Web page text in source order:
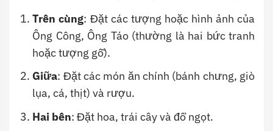
Trên cùng: Đặt các tượng hoặc hình ảnh của
Ông Công, Ông Táo (thường là hai bức tranh
hoặc tượng gỗ).
Giữa: Đặt các món ăn chính (bánh chưng, giò
lụa, cá, thịt) và rượu.
Hai bên: Đặt hoa, trái cây và đồ ngọt.